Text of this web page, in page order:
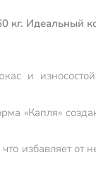
кг. Идеальный
и
«Капля»
избавляет от